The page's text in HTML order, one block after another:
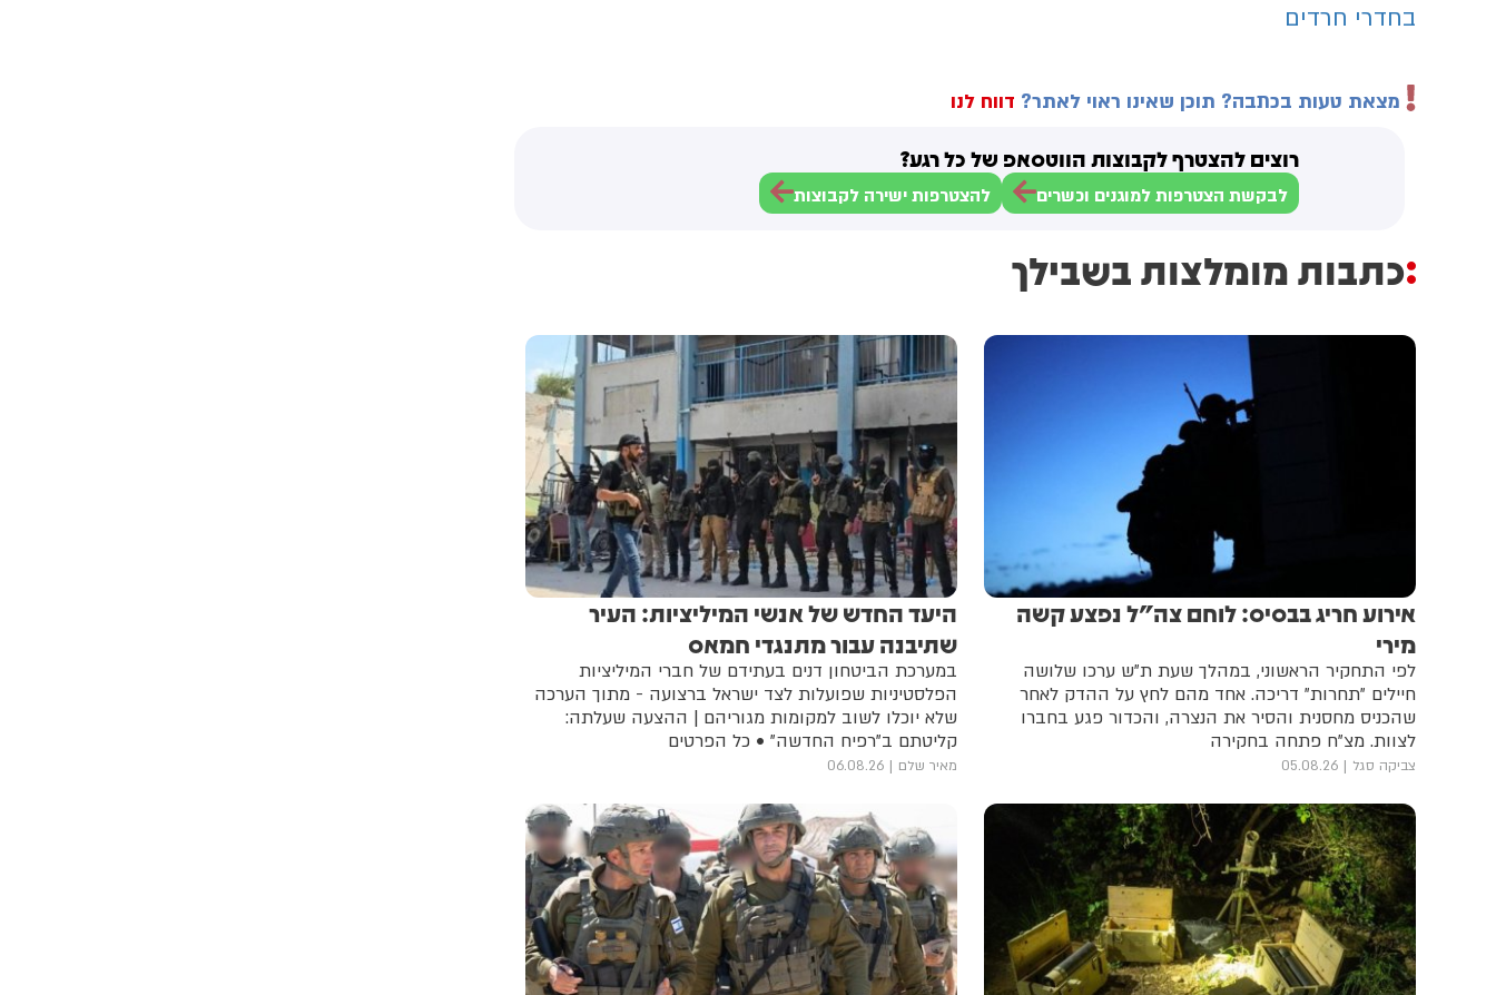
בחדרי חרדים
מצאת טעות בכתבה? תוכן שאינו ראוי לאתר? דווח לנו
רוצים להצטרף לקבוצות הווטסאפ של כל רגע?
לבקשת הצטרפות למוגנים וכשרים להצטרפות ישירה לקבוצות
כתבות מומלצות בשבילך
אירוע חריג בבסיס: לוחם צה"ל נפצע קשה
מירי
לפי התחקיר הראשוני, במהלך שעת ת"ש ערכו שלושה
חיילים "תחרות" דריכה. אחד מהם לחץ על ההדק לאחר
שהכניס מחסנית והסיר את הנצרה, והכדור פגע בחברו
לצוות. מצ"ח פתחה בחקירה
צביקה סגל 05.08.26
היעד החדש של אנשי המיליציות: העיר
שתיבנה עבור מתנגדי חמאס
במערכת הביטחון דנים בעתידם של חברי המיליציות
הפלסטיניות שפועלות לצד ישראל ברצועה - מתוך הערכה
שלא יוכלו לשוב למקומות מגוריהם | ההצעה שעלתה:
קליטתם ב"רפיח החדשה" • כל הפרטים
מאיר שלם 06.08.26